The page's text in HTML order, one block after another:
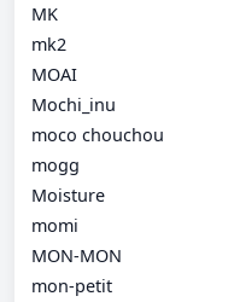
MK
mk2
MOAI
Mochi_inu
moco chouchou
mogg
Moisture
momi
MON-MON
mon-petit